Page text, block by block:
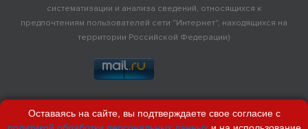
систематизации и анализа сведений, относящихся к
предпочтениям пользователей сети "Интернет", находящихся на
территории Российской Федерации)
Оставаясь на сайте, вы подтверждаете свое согласие с